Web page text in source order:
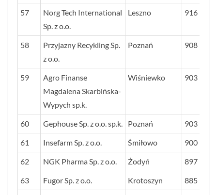
57
Norg Tech International
Sp. z o.o.
Leszno 916
58
Przyjazny Recykling Sp.
z o.o.
Poznań 908
59
Agro Finanse
Magdalena Skarbińska-
Wypych sp.k.
Wiśniewko 903
60 Gephouse Sp. z o.o. sp.k. Poznań 903
61 Insefarm Sp. z o.o. Śmiłowo 900
62 NGK Pharma Sp. z o.o. Żodyń 897
63 Fugor Sp. z o.o. Krotoszyn 885